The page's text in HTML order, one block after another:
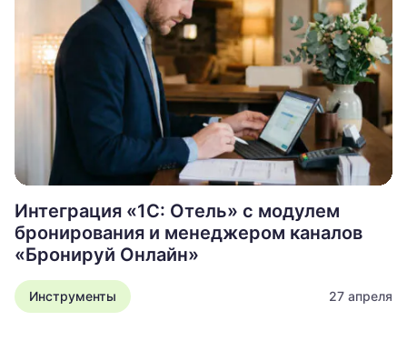
Интеграция «1С: Отель» с модулем
бронирования и менеджером каналов
«Бронируй Онлайн»
Инструменты 27 апреля